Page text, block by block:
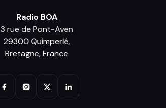
Radio BOA
3 rue de Pont-Aven
29300 Quimperlé,
Bretagne, France